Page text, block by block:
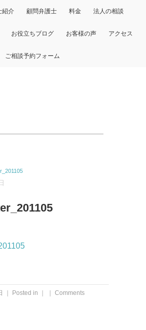
紹介 顧問弁護士 料金 法人の相談
お役立ちブログ お客様の声 アクセス
ご相談予約フォーム
｜ Posted in ｜ ｜ Comments